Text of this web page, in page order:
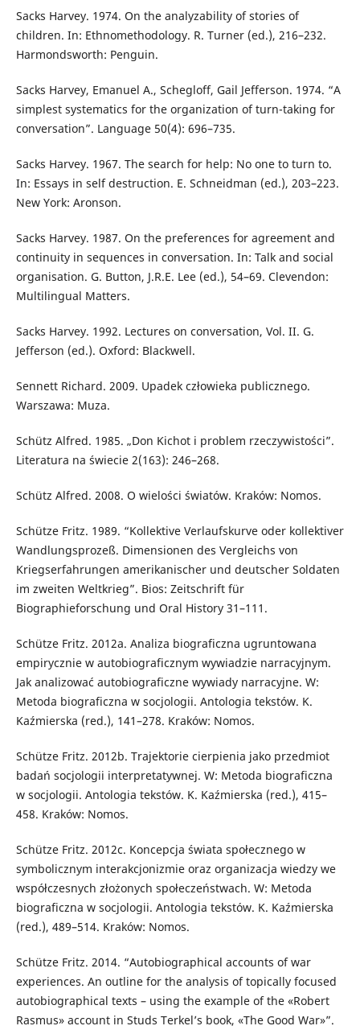
Sacks Harvey. 1974. On the analyzability of stories of
children. In: Ethnomethodology. R. Turner (ed.), 216–232.
Harmondsworth: Penguin.
Sacks Harvey, Emanuel A., Schegloff, Gail Jefferson. 1974. “A
simplest systematics for the organization of turn-taking for
conversation”. Language 50(4): 696–735.
Sacks Harvey. 1967. The search for help: No one to turn to.
In: Essays in self destruction. E. Schneidman (ed.), 203–223.
New York: Aronson.
Sacks Harvey. 1987. On the preferences for agreement and
continuity in sequences in conversation. In: Talk and social
organisation. G. Button, J.R.E. Lee (ed.), 54–69. Clevendon:
Multilingual Matters.
Sacks Harvey. 1992. Lectures on conversation, Vol. II. G.
Jefferson (ed.). Oxford: Blackwell.
Sennett Richard. 2009. Upadek człowieka publicznego.
Warszawa: Muza.
Schütz Alfred. 1985. „Don Kichot i problem rzeczywistości”.
Literatura na świecie 2(163): 246–268.
Schütz Alfred. 2008. O wielości światów. Kraków: Nomos.
Schütze Fritz. 1989. “Kollektive Verlaufskurve oder kollektiver
Wandlungsprozeß. Dimensionen des Vergleichs von
Kriegserfahrungen amerikanischer und deutscher Soldaten
im zweiten Weltkrieg”. Bios: Zeitschrift für
Biographieforschung und Oral History 31–111.
Schütze Fritz. 2012a. Analiza biograficzna ugruntowana
empirycznie w autobiograficznym wywiadzie narracyjnym.
Jak analizować autobiograficzne wywiady narracyjne. W:
Metoda biograficzna w socjologii. Antologia tekstów. K.
Kaźmierska (red.), 141–278. Kraków: Nomos.
Schütze Fritz. 2012b. Trajektorie cierpienia jako przedmiot
badań socjologii interpretatywnej. W: Metoda biograficzna
w socjologii. Antologia tekstów. K. Kaźmierska (red.), 415–
458. Kraków: Nomos.
Schütze Fritz. 2012c. Koncepcja świata społecznego w
symbolicznym interakcjonizmie oraz organizacja wiedzy we
współczesnych złożonych społeczeństwach. W: Metoda
biograficzna w socjologii. Antologia tekstów. K. Kaźmierska
(red.), 489–514. Kraków: Nomos.
Schütze Fritz. 2014. “Autobiographical accounts of war
experiences. An outline for the analysis of topically focused
autobiographical texts – using the example of the «Robert
Rasmus» account in Studs Terkel’s book, «The Good War»”.